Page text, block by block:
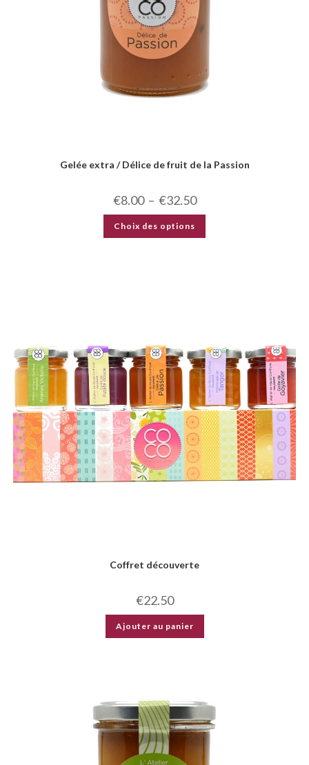
Gelée extra / Délice de fruit de la Passion
€8.00 – €32.50
Choix des options
Coffret découverte
€22.50
Ajouter au panier